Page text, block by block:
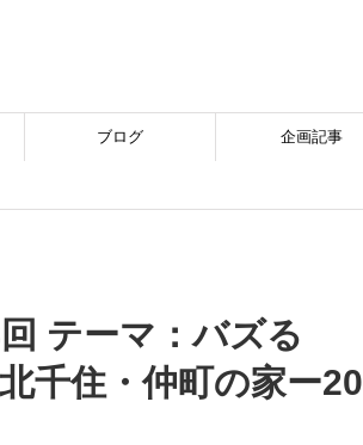
ブログ 企画記事
テーマ：バズる
千住・仲町の家ー